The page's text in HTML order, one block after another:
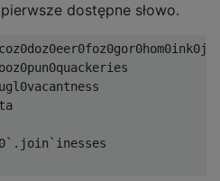
dostępne słowo.
0`. join `